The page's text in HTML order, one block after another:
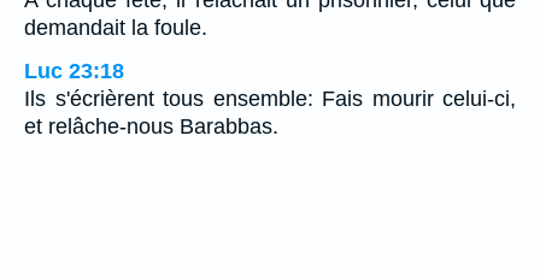
demandait la foule.
Luc 23:18
Ils s'écrièrent tous ensemble: Fais mourir celui-ci,
et relâche-nous Barabbas.